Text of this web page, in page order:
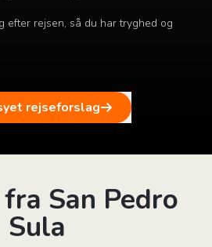
efter rejsen, så du har tryghed og
rejseforslag
San Pedro
Sula